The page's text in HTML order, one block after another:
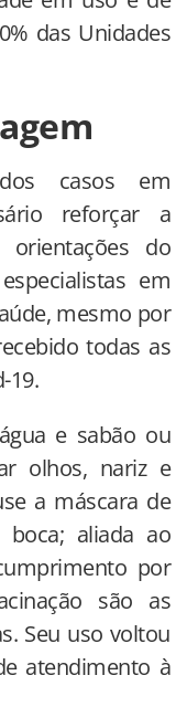
das Unidades
casos em
reforçar a
do
em
mesmo por
todas as
19.
e sabão ou
olhos, nariz e
a máscara de
aliada ao
por
são as
Seu uso voltou
atendimento à